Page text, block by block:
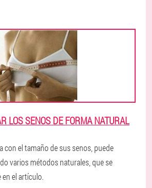
LOS SENOS DE FORMA NATURAL
con el tamaño de sus senos, puede
varios métodos naturales, que se
el artículo.